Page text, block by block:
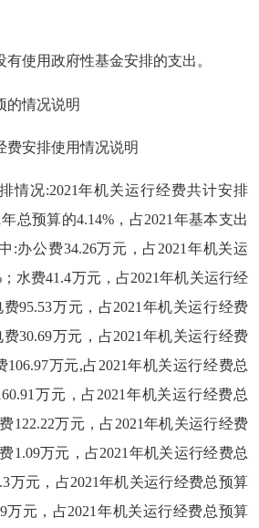
有使用政府性基金安排的支出。
的情况说明
费安排使用情况说明
情况:2021年机关运行经费共计安排
总预算的4.14%，占2021年基本支出
:办公费34.26万元，占2021年机关运
水费41.4万元，占2021年机关运行经
95.53万元，占2021年机关运行经费
30.69万元，占2021年机关运行经费
106.97万元,占2021年机关运行经费总
万元，占2021年机关运行经费总
122.22万元，占2021年机关运行经费
1.09万元，占2021年机关运行经费总
万元，占2021年机关运行经费总预算
万元，占2021年机关运行经费总预算